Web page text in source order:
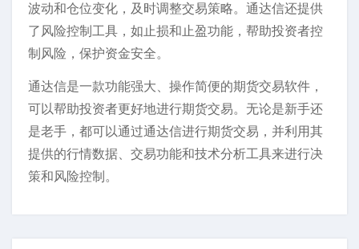
波动和仓位变化，及时调整交易策略。通达信还提供
了风险控制工具，如止损和止盈功能，帮助投资者控
制风险，保护资金安全。
通达信是一款功能强大、操作简便的期货交易软件，
可以帮助投资者更好地进行期货交易。无论是新手还
是老手，都可以通过通达信进行期货交易，并利用其
提供的行情数据、交易功能和技术分析工具来进行决
策和风险控制。